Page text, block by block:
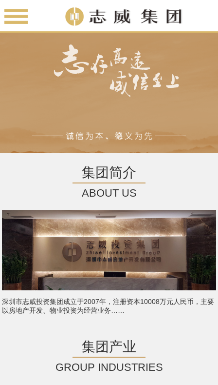
集团简介
ABOUT US
深圳市志威投资集团成立于2007年，注册资本10008万元人民币，主要
以房地产开发、物业投资为经营业务……
集团产业
GROUP INDUSTRIES